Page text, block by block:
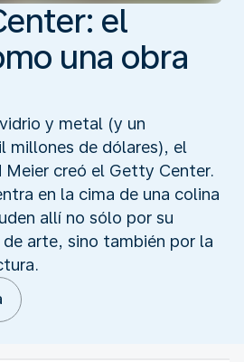
el
una obra
y metal (y un
millones de dólares), el
creó el Getty Center.
en la cima de una colina
allí no sólo por su
arte, sino también por la